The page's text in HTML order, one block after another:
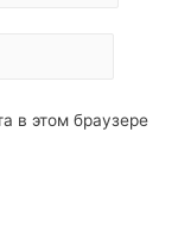
в этом браузере